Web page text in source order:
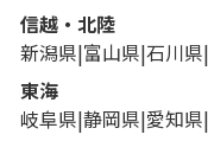
信越・北陸
新潟県 富山県 石川県
東海
岐阜県 静岡県 愛知県